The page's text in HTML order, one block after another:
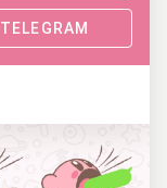
TELEGRAM